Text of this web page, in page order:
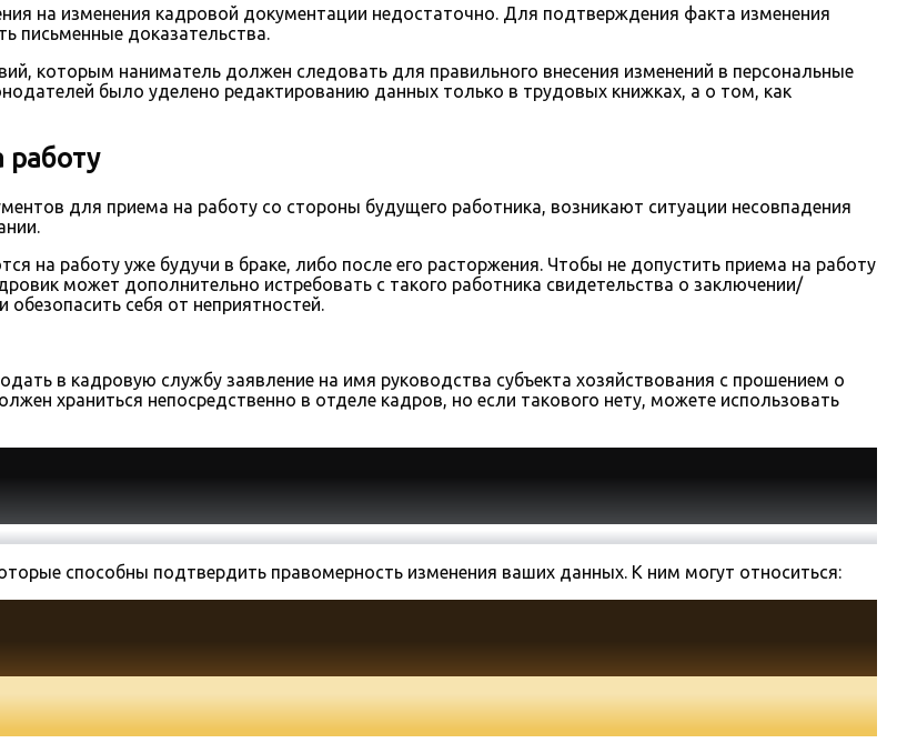
на изменения кадровой документации недостаточно. Для подтверждения факта изменения
письменные доказательства.
которым наниматель должен следовать для правильного внесения изменений в персональные
было уделено редактированию данных только в трудовых книжках, а о том, как
работу
для приема на работу со стороны будущего работника, возникают ситуации несовпадения
на работу уже будучи в браке, либо после его расторжения. Чтобы не допустить приема на работу
может дополнительно истребовать с такого работника свидетельства о заключении/
себя от неприятностей.
в кадровую службу заявление на имя руководства субъекта хозяйствования с прошением о
храниться непосредственно в отделе кадров, но если такового нету, можете использовать
способны подтвердить правомерность изменения ваших данных. К ним могут относиться: